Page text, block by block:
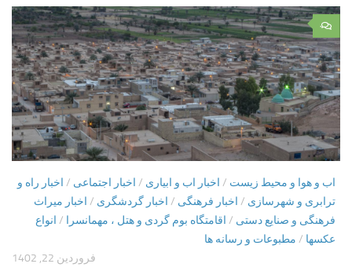
۰
اب و هوا و محیط زیست / اخبار اب و ابیاری / اخبار اجتماعی / اخبار راه و
ترابری و شهرسازی / اخبار فرهنگی / اخبار گردشگری / اخبار میراث
فرهنگی و صنایع دستی / اقامتگاه بوم گردی و هتل ، مهمانسرا / انواع
عکسها / مطبوعات و رسانه ها
فروردین 22, 1402